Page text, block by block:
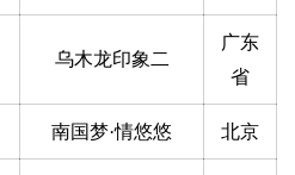
乌木龙印象二
广东
省
南国梦·情悠悠 北京